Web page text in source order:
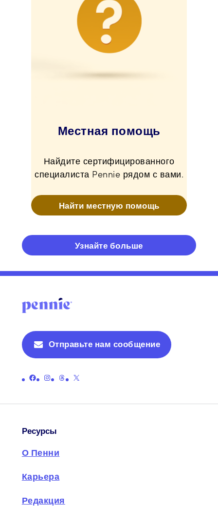
Местная помощь
Найдите сертифицированного
специалиста Pennie рядом с вами.
Найти местную помощь
Узнайте больше
Отправьте нам сообщение
Ссылка на официальную страницу Пенни в Facebook
Ссылка на официальную страницу Пенни в Instagram
Ссылка на официальную страницу ниток ПенниСсылка на официальную страницу Пенни в X (бывший Twitter)
Ресурсы
О Пенни
Карьера
Редакция